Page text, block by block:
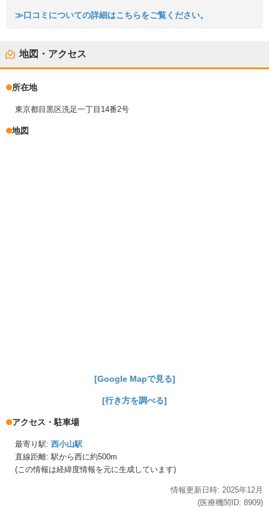
≫口コミについての詳細はこちらをご覧ください。
地図・アクセス
所在地
東京都目黒区洗足一丁目14番2号
地図
[Google Mapで見る]
[行き方を調べる]
アクセス・駐車場
最寄り駅: 西小山駅
直線距離: 駅から西に約500m
(この情報は経緯度情報を元に生成しています)
情報更新日時: 2025年12月
(医療機関ID: 8909)